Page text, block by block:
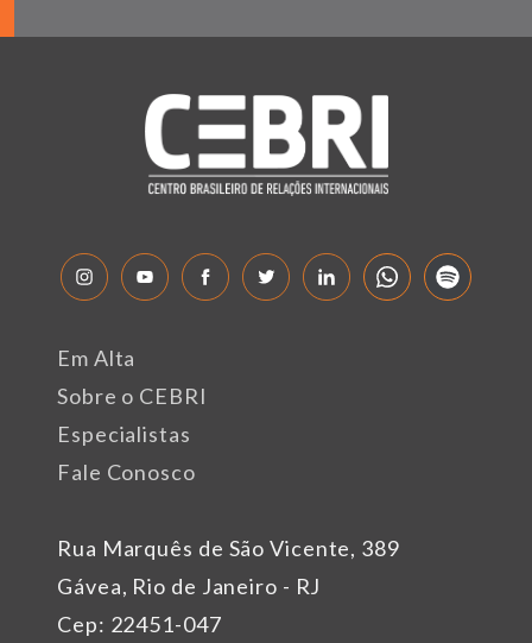
Rua Marquês de São Vicente, 389
Gávea, Rio de Janeiro - RJ
Cep: 22451-047
Em Alta
Sobre o CEBRI
Especialistas
Fale Conosco